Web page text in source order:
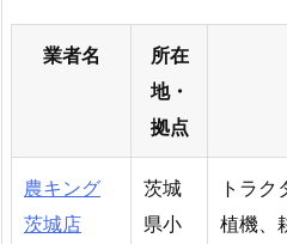
業者名
所在
地・
拠点
農キング
茨城店
茨城
県小
トラ
植機、